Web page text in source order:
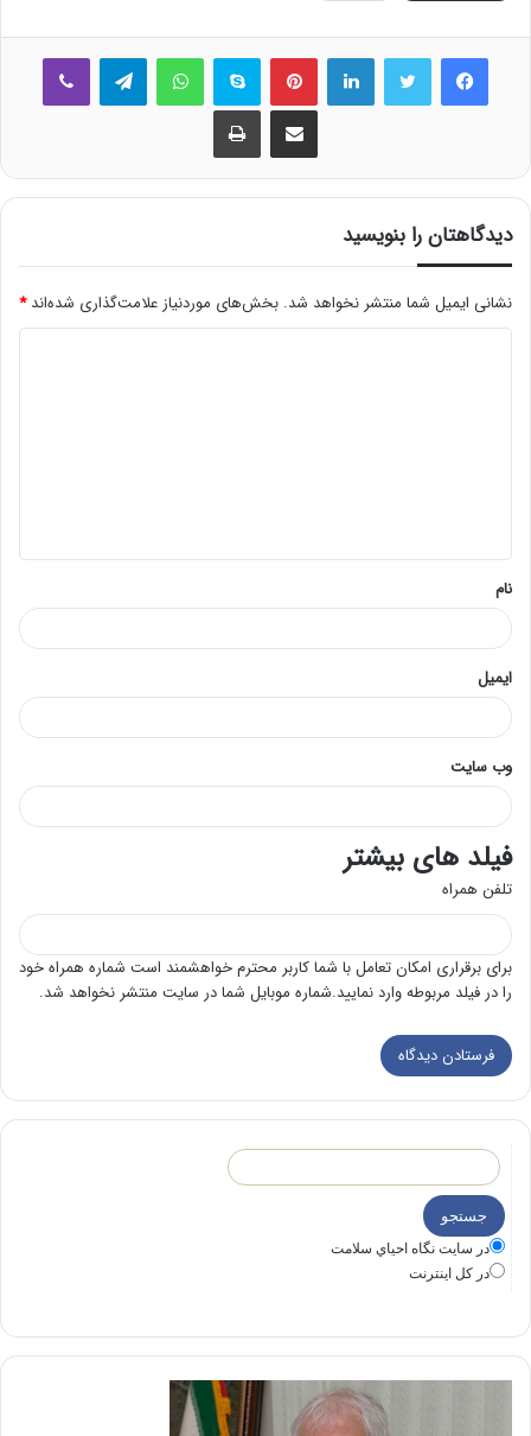
فیس بوک لینکدین ‫پین‌ترست اسکایپ واتس آپ
اشتراک گذاری از طریق ایمیل چاپ
دیدگاهتان را بنویسید
نشانی ایمیل شما منتشر نخواهد شد. بخش‌های موردنیاز علامت‌گذاری شده‌اند*
*
نام
ایمیل
وب‌ سایت
فیلد های بیشتر
تلفن همراه
برای برقراری امکان تعامل با شما کاربر محترم خواهشمند است شماره همراه خود
را در فیلد مربوطه وارد نمایید.شماره موبایل شما در سایت منتشر نخواهد شد.
در سايت نگاه احياي سلامت
در كل اينترنت